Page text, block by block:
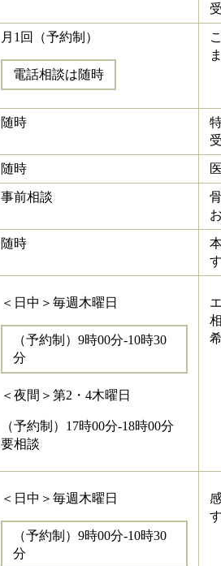
月1回（予約制）
電話相談は随時
随時
随時
事前相談
随時
＜日中＞毎週木曜日
（予約制）9時00分-10時30
分
＜夜間＞第2・4木曜日
（予約制）17時00分-18時00分
要相談
＜日中＞毎週木曜日
（予約制）9時00分-10時30
分